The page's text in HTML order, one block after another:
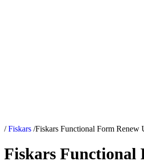
/ Fiskars /Fiskars Functional Form Renew
Fiskars Functional